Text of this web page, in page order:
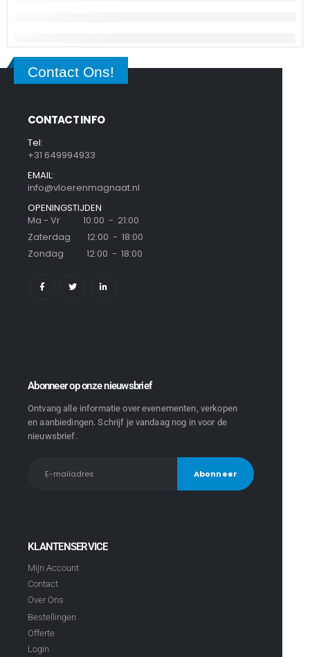
Contact Ons!
CONTACT INFO
Tel:
+31 649994933
EMAIL:
info@vloerenmagnaat.nl
OPENINGSTIJDEN
Ma - Vr 10:00 - 21:00
Zaterdag 12:00 - 18:00
Zondag 12:00 - 18:00
Abonneer op onze nieuwsbrief
Ontvang alle informatie over evenementen, verkopen
en aanbiedingen. Schrijf je vandaag nog in voor de
nieuwsbrief.
KLANTENSERVICE
Mijn Account
Contact
Over Ons
Bestellingen
Offerte
Login